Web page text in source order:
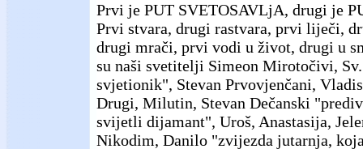
Prvi je PUT SVETOSAVLjA, drugi je
Prvi stvara, drugi rastvara, prvi liječi,
drugi mrači, prvi vodi u život, drugi u
su naši svetitelji Simeon Mirotočivi,
svjetionik", Stevan Prvovjenčani,
Drugi, Milutin, Stevan Dečanski
svijetli dijamant", Uroš, Anastasija,
Nikodim, Danilo "zvijezda jutarnja,